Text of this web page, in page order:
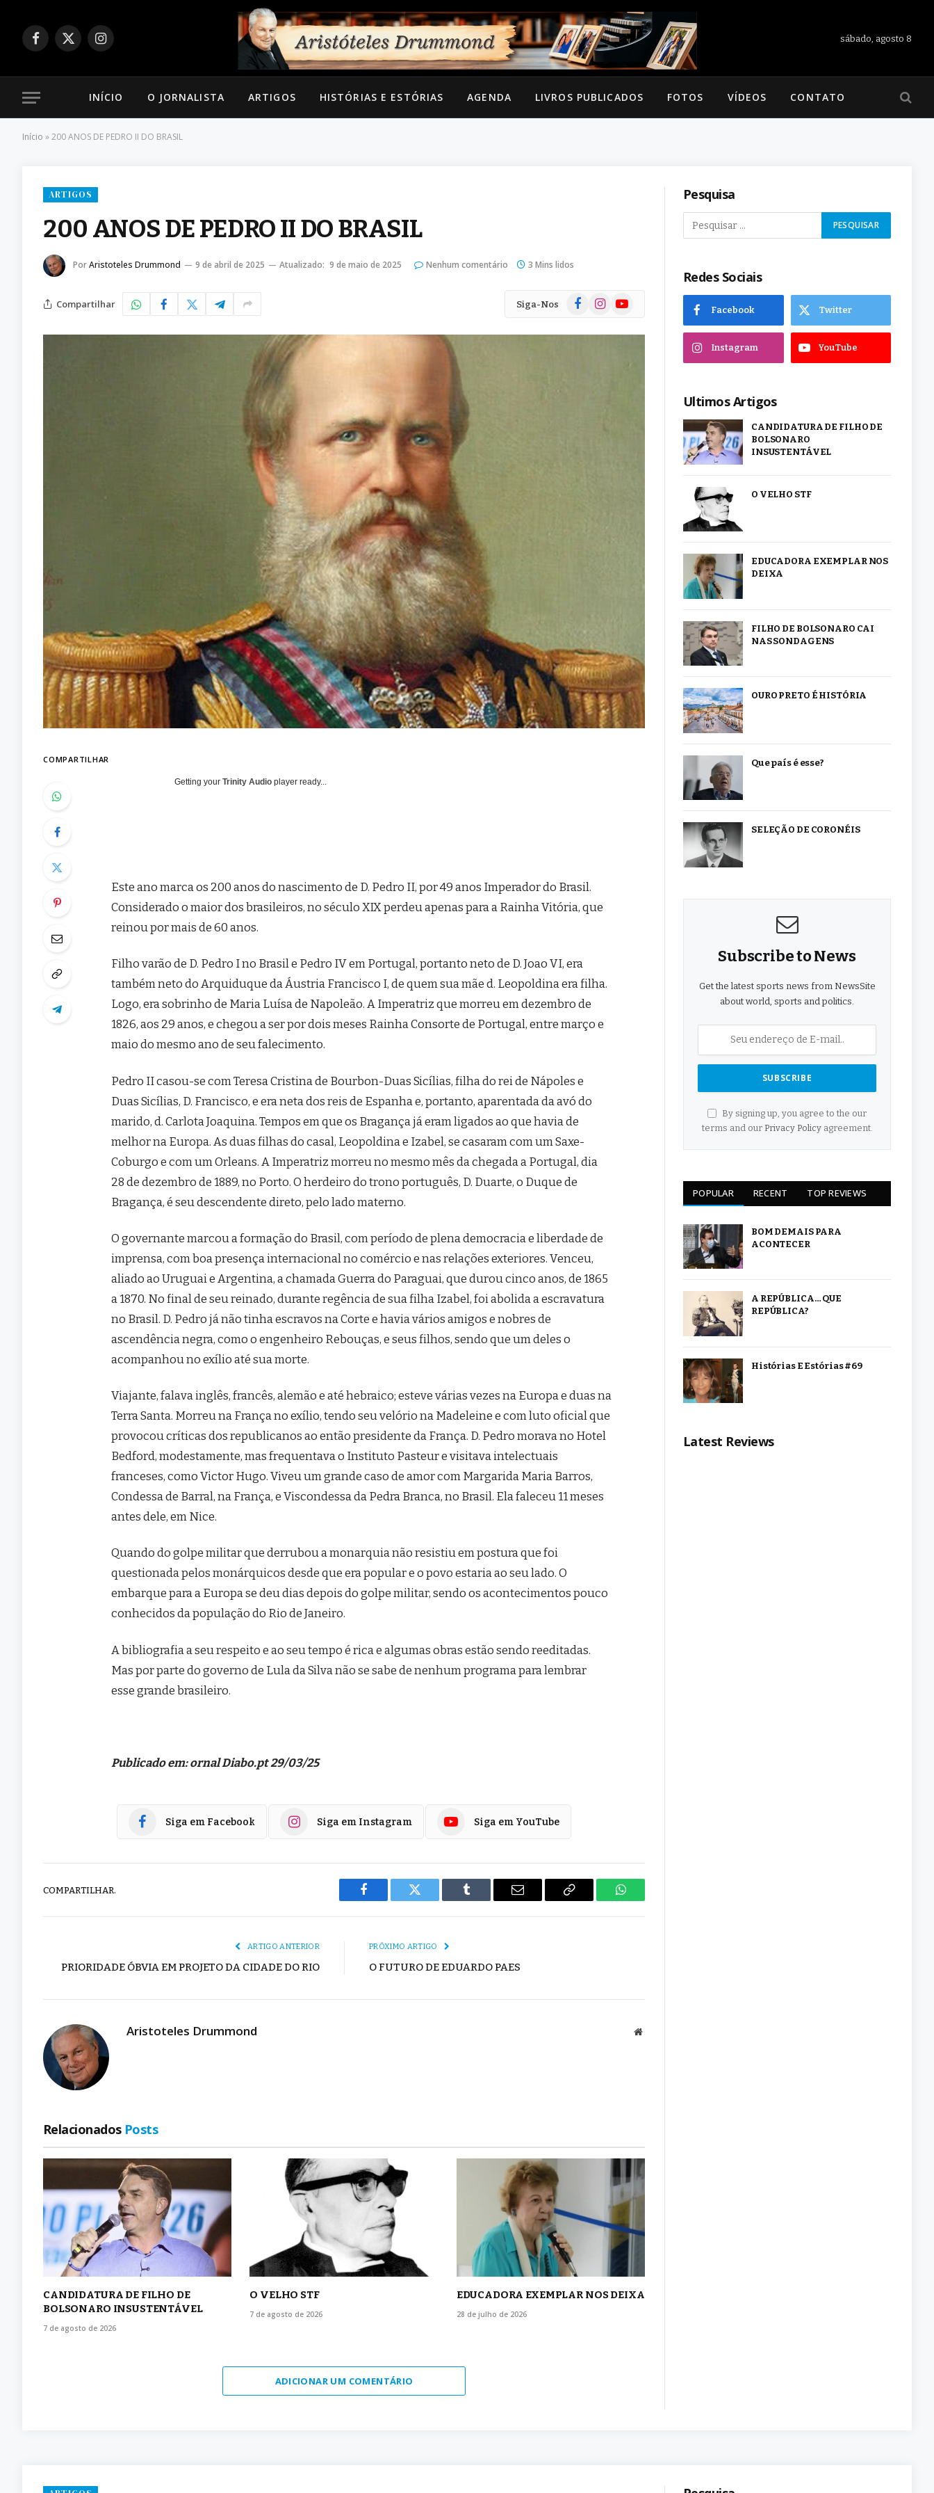
Facebook
X
Instagram
sábado, agosto 8
INÍCIO O JORNALISTA ARTIGOS HISTÓRIAS E ESTÓRIAS AGENDA LIVROS PUBLICADOS FOTOS VÍDEOS CONTATO
Início »200 ANOS DE PEDRO II DO BRASIL
ARTIGOS
200 ANOS DE PEDRO II DO BRASIL
PorAristoteles Drummond 9 de abril de 2025 Atualizado: 9 de maio de 2025 Nenhum comentário 3 Mins lidos
Compartilhar Siga-Nos FacebookInstagramYouTube
COMPARTILHAR
Getting yourTrinity Audio player ready...
Este ano marca os 200 anos do nascimento de D. Pedro II, por 49 anos Imperador do Brasil.
Considerado o maior dos brasileiros, no século XIX perdeu apenas para a Rainha Vitória, que
reinou por mais de 60 anos.
Filho varão de D. Pedro I no Brasil e Pedro IV em Portugal, portanto neto de D. Joao VI, era
também neto do Arquiduque da Áustria Francisco I, de quem sua mãe d. Leopoldina era filha.
Logo, era sobrinho de Maria Luísa de Napoleão. A Imperatriz que morreu em dezembro de
1826, aos 29 anos, e chegou a ser por dois meses Rainha Consorte de Portugal, entre março e
maio do mesmo ano de seu falecimento.
Pedro II casou-se com Teresa Cristina de Bourbon-Duas Sicílias, filha do rei de Nápoles e
Duas Sicílias, D. Francisco, e era neta dos reis de Espanha e, portanto, aparentada da avó do
marido, d. Carlota Joaquina. Tempos em que os Bragança já eram ligados ao que havia de
melhor na Europa. As duas filhas do casal, Leopoldina e Izabel, se casaram com um Saxe-
Coburgo e com um Orleans. A Imperatriz morreu no mesmo mês da chegada a Portugal, dia
28 de dezembro de 1889, no Porto. O herdeiro do trono português, D. Duarte, o Duque de
Bragança, é seu descendente direto, pelo lado materno.
O governante marcou a formação do Brasil, com período de plena democracia e liberdade de
imprensa, com boa presença internacional no comércio e nas relações exteriores. Venceu,
aliado ao Uruguai e Argentina, a chamada Guerra do Paraguai, que durou cinco anos, de 1865
a 1870. No final de seu reinado, durante regência de sua filha Izabel, foi abolida a escravatura
no Brasil. D. Pedro já não tinha escravos na Corte e havia vários amigos e nobres de
ascendência negra, como o engenheiro Rebouças, e seus filhos, sendo que um deles o
acompanhou no exílio até sua morte.
Viajante, falava inglês, francês, alemão e até hebraico; esteve várias vezes na Europa e duas na
Terra Santa. Morreu na França no exílio, tendo seu velório na Madeleine e com luto oficial que
provocou críticas dos republicanos ao então presidente da França. D. Pedro morava no Hotel
Bedford, modestamente, mas frequentava o Instituto Pasteur e visitava intelectuais
franceses, como Victor Hugo. Viveu um grande caso de amor com Margarida Maria Barros,
Condessa de Barral, na França, e Viscondessa da Pedra Branca, no Brasil. Ela faleceu 11 meses
antes dele, em Nice.
Quando do golpe militar que derrubou a monarquia não resistiu em postura que foi
questionada pelos monárquicos desde que era popular e o povo estaria ao seu lado. O
embarque para a Europa se deu dias depois do golpe militar, sendo os acontecimentos pouco
conhecidos da população do Rio de Janeiro.
A bibliografia a seu respeito e ao seu tempo é rica e algumas obras estão sendo reeditadas.
Mas por parte do governo de Lula da Silva não se sabe de nenhum programa para lembrar
esse grande brasileiro.
Publicado em: ornal Diabo.pt 29/03/25
Siga em Facebook Siga em Instagram Siga em YouTube
COMPARTILHAR.
Facebook Twitter Tumblr
E-
Copiar
WhatsApp
ARTIGO ANTERIOR
PRIORIDADE ÓBVIA EM PROJETO DA CIDADE DO RIO
PRÓXIMO ARTIGO
O FUTURO DE EDUARDO PAES
Aristoteles Drummond Site
Relacionados Posts
CANDIDATURA DE FILHO DE
BOLSONARO INSUSTENTÁVEL
7 de agosto de 2026
O VELHO STF
7 de agosto de 2026
EDUCADORA EXEMPLAR NOS DEIXA
28 de julho de 2026
ADICIONAR UM COMENTÁRIO
Pesquisa
Redes Sociais
Facebook Twitter
Instagram YouTube
Ultimos Artigos
CANDIDATURA DE FILHO DE
BOLSONARO
INSUSTENTÁVEL
O VELHO STF
EDUCADORA EXEMPLAR NOS
DEIXA
FILHO DE BOLSONARO CAI
NAS SONDAGENS
OURO PRETO É HISTÓRIA
Que país é esse?
SELEÇÃO DE CORONÉIS
Subscribe to News
Get the latest sports news from NewsSite
about world, sports and politics.
By signing up, you agree to the our
terms and our Privacy Policyagreement.
POPULAR RECENT TOP REVIEWS
BOM DEMAIS PARA
ACONTECER
A REPÚBLICA… QUE
REPÚBLICA?
Histórias E Estórias #69
Latest Reviews